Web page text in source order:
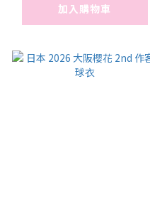
加入購物車